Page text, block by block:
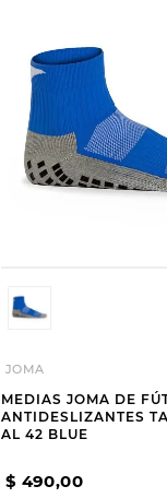
JOMA
MEDIAS JOMA DE
ANTIDESLIZANTES
AL 42 BLUE
$ 490,00